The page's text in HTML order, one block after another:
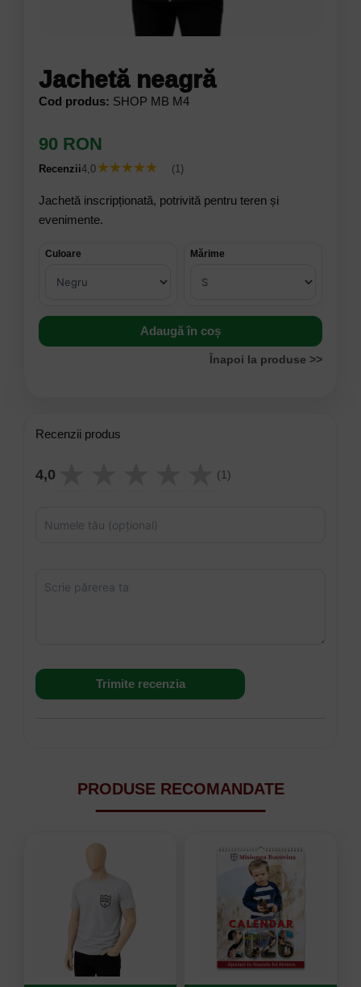
Jachetă neagră
Cod produs: SHOP MB M4
90 RON
Recenzii4,0 ★★★★★
★★★★★ (1)
Jachetă inscripționată, potrivită pentru teren și
evenimente.
Culoare Mărime
Adaugă în coș
Înapoi la produse >>
Recenzii produs
4,0 (1)
Trimite recenzia
PRODUSE RECOMANDATE